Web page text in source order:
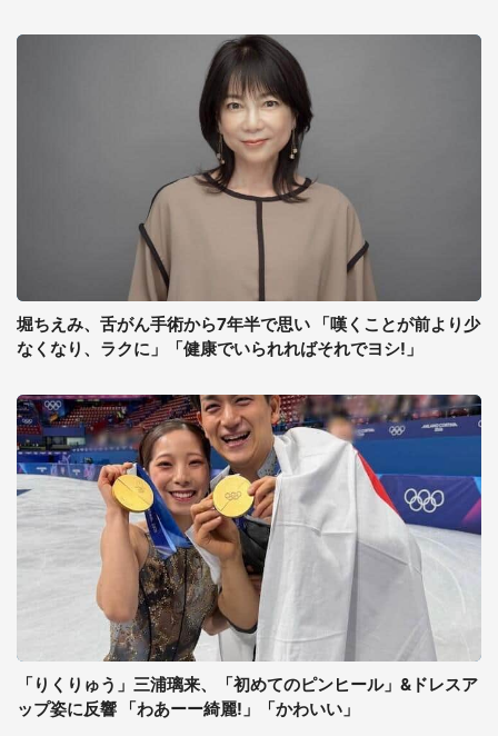
堀ちえみ、舌がん手術から7年半で思い 「嘆くことが前より少
なくなり、ラクに」「健康でいられればそれでヨシ!」
「りくりゅう」三浦璃来、「初めてのピンヒール」&ドレスア
ップ姿に反響 「わあーー綺麗!」「かわいい」